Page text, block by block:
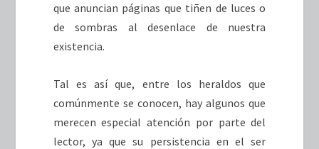
que anuncian páginas que tiñen de luces o
de sombras al desenlace de nuestra
existencia.
Tal es así que, entre los heraldos que
comúnmente se conocen, hay algunos que
merecen especial atención por parte del
lector, ya que su persistencia en el ser